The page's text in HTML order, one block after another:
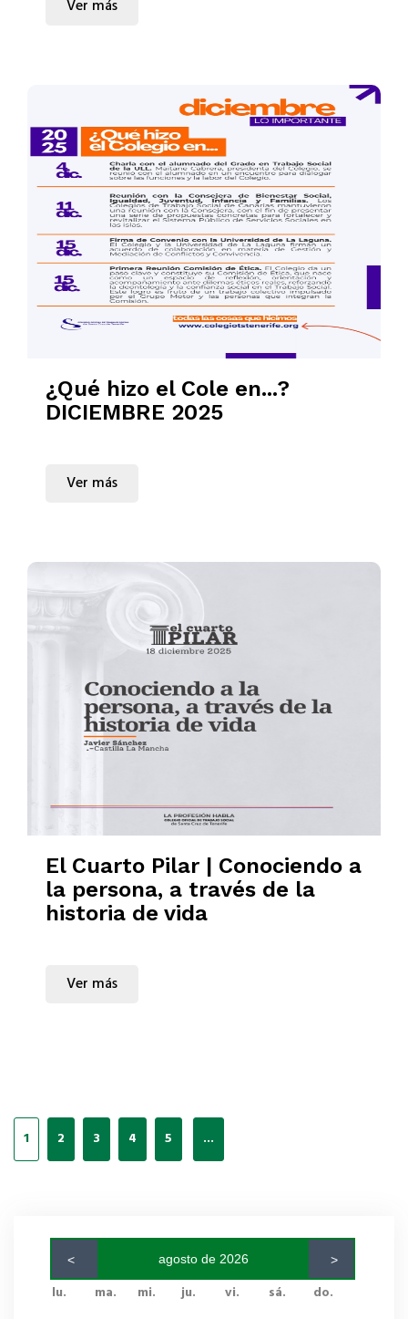
Ver más
¿Qué hizo el Cole en...?
DICIEMBRE 2025
Ver más
El Cuarto Pilar | Conociendo a
la persona, a través de la
historia de vida
Ver más
1 2 3 4 5 ...
< agosto de 2026 >
lu. ma. mi. ju. vi. sá. do.